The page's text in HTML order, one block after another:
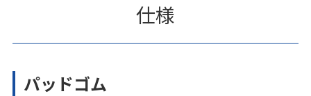
仕様
パッドゴム